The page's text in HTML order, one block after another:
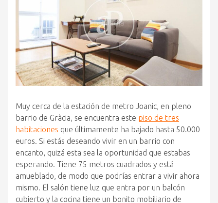
Muy cerca de la estación de metro Joanic, en pleno
barrio de Gràcia, se encuentra este piso de tres
habitaciones que últimamente ha bajado hasta 50.000
euros. Si estás deseando vivir en un barrio con
encanto, quizá esta sea la oportunidad que estabas
esperando. Tiene 75 metros cuadrados y está
amueblado, de modo que podrías entrar a vivir ahora
mismo. El salón tiene luz que entra por un balcón
cubierto y la cocina tiene un bonito mobiliario de